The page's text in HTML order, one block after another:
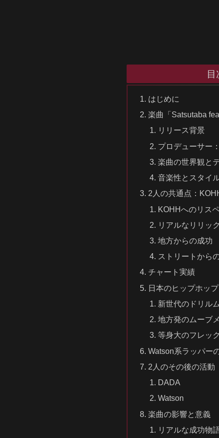
目
はじめに
楽曲「Satsutaba
リリース背景
プロデューサー
楽曲の世界観と
音楽性とスタイ
2人の共通点：
KOHHへのリス
リアルなリリッ
地方からの成功
ストリートから
チャート実績
日本のヒップホッ
新世代のドリル
地方発のムーブ
等身大のフレッ
Watson系ラッパー
2人のその後の活動
DADA
Watson
楽曲の影響と意義
リアルな成功物